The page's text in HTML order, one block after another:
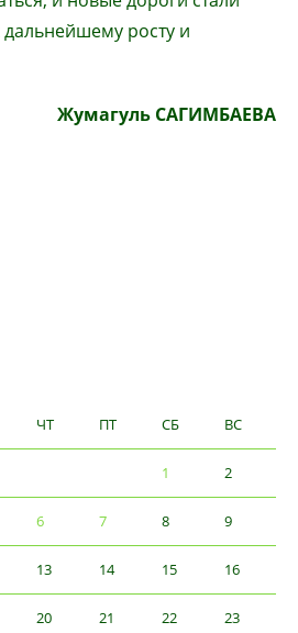
росту и
Жумагуль САГИМБАЕВА
ЧТ ПТ СБ ВС
1 2
6 7 8 9
13 14 15 16
20 21 22 23